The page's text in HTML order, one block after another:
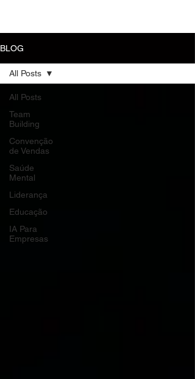
BLOG
All Posts
Team
Building
Convenção
de Vendas
Saúde
Mental
Liderança
Educação
IA Para
Empresas
All Posts